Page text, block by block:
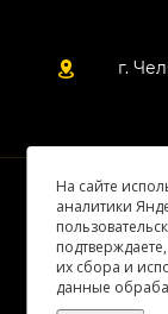
г.
На сайте
аналитики
их сбора и
данные